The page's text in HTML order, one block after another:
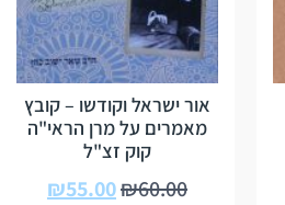
אור ישראל וקודשו – קובץ
מאמרים על מרן הראי"ה
קוק זצ"ל
₪60.00
₪55.00